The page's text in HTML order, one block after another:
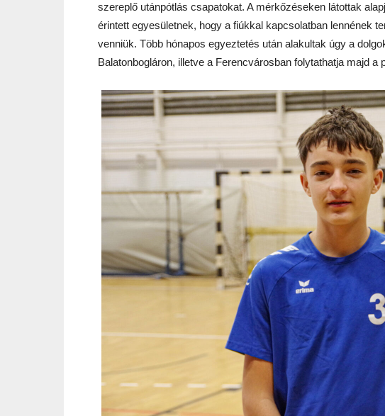
szereplő utánpótlás csapatokat. A mérkőzéseken látottak
érintett egyesületnek, hogy a fiúkkal kapcsolatban lennének
venniük. Több hónapos egyeztetés után alakultak úgy a
Balatonbogláron, illetve a Ferencvárosban folytathatja majd a